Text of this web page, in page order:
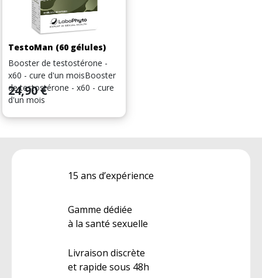
TestoMan (60 gélules)
Booster de testostérone -
x60 - cure d'un moisBooster
de testostérone - x60 - cure
d'un mois
Prix
24,90 €
15 ans d’expérience
Gamme dédiée
à la santé sexuelle
Livraison discrète
et rapide sous 48h